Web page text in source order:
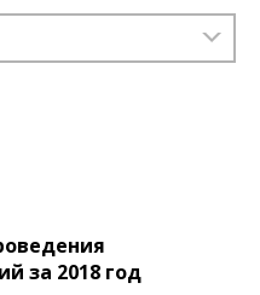
за 2018 год